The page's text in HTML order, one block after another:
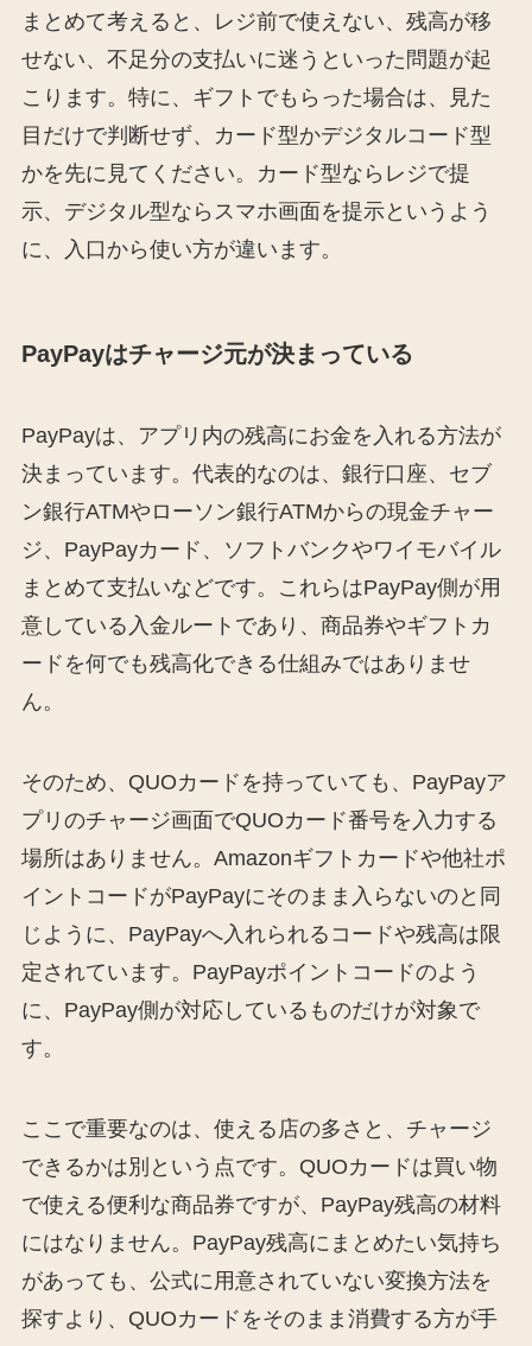
まとめて考えると、レジ前で使えない、残高が移
せない、不足分の支払いに迷うといった問題が起
こります。特に、ギフトでもらった場合は、見た
目だけで判断せず、カード型かデジタルコード型
かを先に見てください。カード型ならレジで提
示、デジタル型ならスマホ画面を提示というよう
に、入口から使い方が違います。
PayPayはチャージ元が決まっている
PayPayは、アプリ内の残高にお金を入れる方法が
決まっています。代表的なのは、銀行口座、セブ
ン銀行ATMやローソン銀行ATMからの現金チャー
ジ、PayPayカード、ソフトバンクやワイモバイル
まとめて支払いなどです。これらはPayPay側が用
意している入金ルートであり、商品券やギフトカ
ードを何でも残高化できる仕組みではありませ
ん。
そのため、QUOカードを持っていても、PayPayア
プリのチャージ画面でQUOカード番号を入力する
場所はありません。Amazonギフトカードや他社ポ
イントコードがPayPayにそのまま入らないのと同
じように、PayPayへ入れられるコードや残高は限
定されています。PayPayポイントコードのよう
に、PayPay側が対応しているものだけが対象で
す。
ここで重要なのは、使える店の多さと、チャージ
できるかは別という点です。QUOカードは買い物
で使える便利な商品券ですが、PayPay残高の材料
にはなりません。PayPay残高にまとめたい気持ち
があっても、公式に用意されていない変換方法を
探すより、QUOカードをそのまま消費する方が手